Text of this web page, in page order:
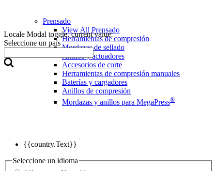
Locale Modal toggle, current value:
Seleccione un país
{{country.Text}}
Seleccione un idioma
Prensado
View All Prensado
Herramientas de compresión
Mordazas de sellado
Anillos y actuadores
Accesorios de corte
Herramientas de compresión manuales
Baterías y cargadores
Anillos de compresión
Mordazas y anillos para MegaPress®